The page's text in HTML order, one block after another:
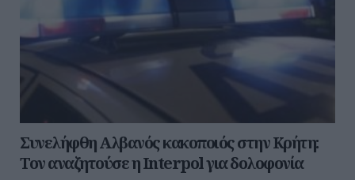
Συνελήφθη Αλβανός κακοποιός στην Κρήτη:
Τον αναζητούσε η Interpol για δολοφονία